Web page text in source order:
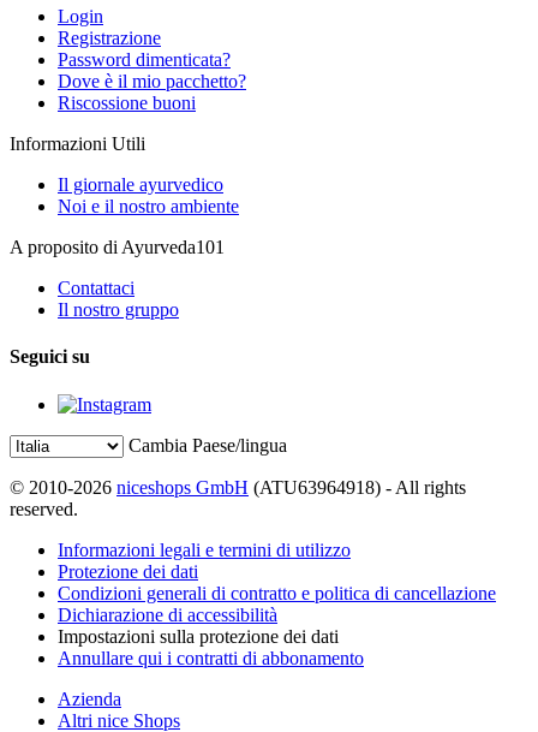
Login
Registrazione
Password dimenticata?
Dove è il mio pacchetto?
Riscossione buoni
Informazioni Utili
Il giornale ayurvedico
Noi e il nostro ambiente
A proposito di Ayurveda101
Contattaci
Il nostro gruppo
Seguici su
Cambia Paese/lingua
© 2010-2026 niceshops GmbH (ATU63964918) - All rights
reserved.
Informazioni legali e termini di utilizzo
Protezione dei dati
Condizioni generali di contratto e politica di cancellazione
Dichiarazione di accessibilità
Impostazioni sulla protezione dei dati
Annullare qui i contratti di abbonamento
Azienda
Altri nice Shops